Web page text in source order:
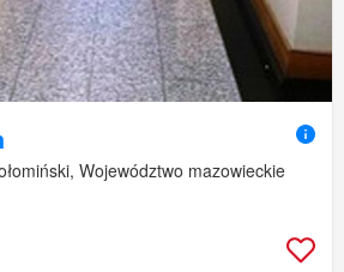
Województwo mazowieckie